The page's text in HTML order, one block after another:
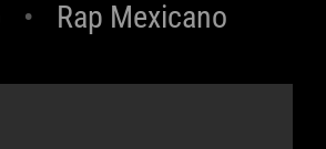
Rap Mexicano